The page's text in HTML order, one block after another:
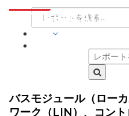
バスモジュール（ロー
ワーク（LIN）、コン